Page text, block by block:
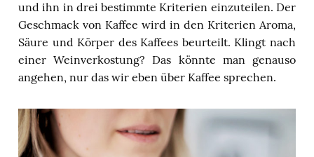
und ihn in drei bestimmte Kriterien einzuteilen. Der
Geschmack von Kaffee wird in den Kriterien Aroma,
Säure und Körper des Kaffees beurteilt. Klingt nach
einer Weinverkostung? Das könnte man genauso
angehen, nur das wir eben über Kaffee sprechen.